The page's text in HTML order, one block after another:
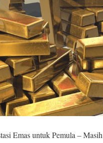
Emas untuk Pemula –